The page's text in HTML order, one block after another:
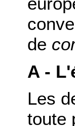
de
A -
Les
toute